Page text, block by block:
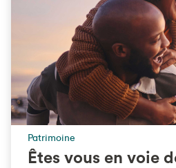
Patrimoine
Êtes vous en voie